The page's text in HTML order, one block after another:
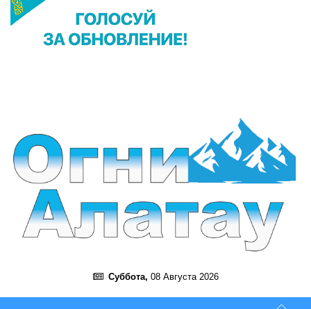
Суббота, 08 Августа 2026